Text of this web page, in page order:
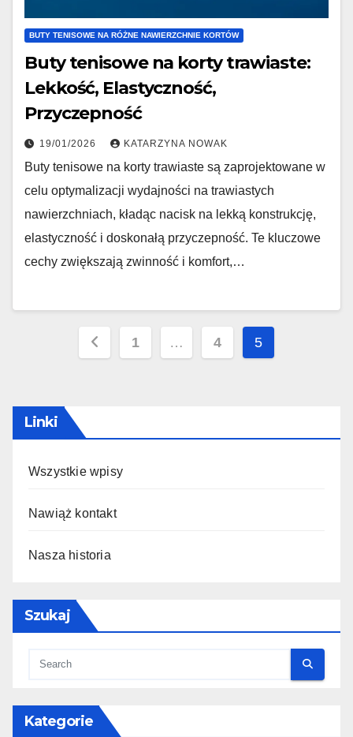
BUTY TENISOWE NA RÓŻNE NAWIERZCHNIE KORTÓW
Buty tenisowe na korty trawiaste:
Lekkość, Elastyczność,
Przyczepność
19/01/2026 KATARZYNA NOWAK
Buty tenisowe na korty trawiaste są zaprojektowane w
celu optymalizacji wydajności na trawiastych
nawierzchniach, kładąc nacisk na lekką konstrukcję,
elastyczność i doskonałą przyczepność. Te kluczowe
cechy zwiększają zwinność i komfort,…
Posts
1 … 4 5
Linki
Wszystkie wpisy
Nawiąż kontakt
Nasza historia
Szukaj
Kategorie